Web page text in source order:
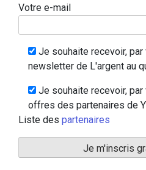
Votre e-mail
Je souhaite recevoir,
newsletter de L'argent au
Je souhaite recevoir,
offres des partenaires de
Liste des partenaires